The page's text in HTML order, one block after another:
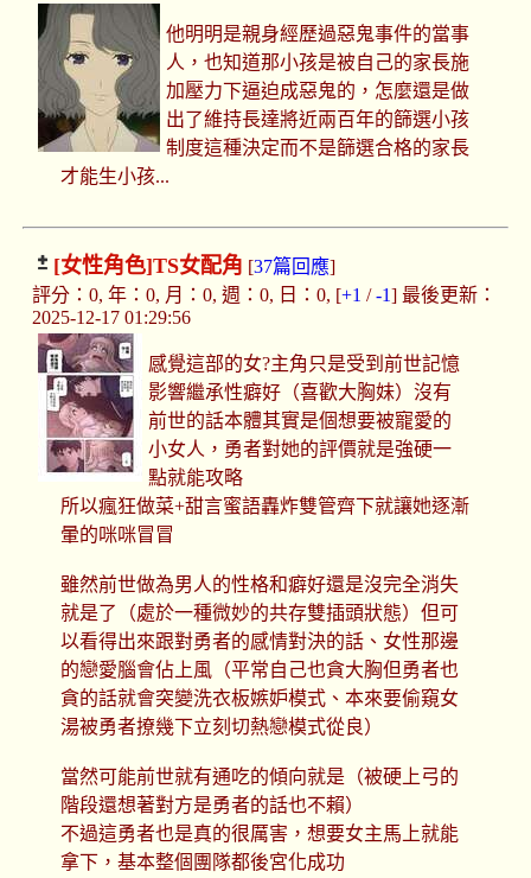
他明明是親身經歷過惡鬼事件的當事
人，也知道那小孩是被自己的家長施
加壓力下逼迫成惡鬼的，怎麼還是做
出了維持長達將近兩百年的篩選小孩
制度這種決定而不是篩選合格的家長
才能生小孩...
[女性角色]TS女配角 [37篇回應]
評分：0, 年：0, 月：0, 週：0, 日：0, [+1 /-1] 最後更新：
2025-12-17 01:29:56
感覺這部的女?主角只是受到前世記憶
影響繼承性癖好（喜歡大胸妹）沒有
前世的話本體其實是個想要被寵愛的
小女人，勇者對她的評價就是強硬一
點就能攻略
所以瘋狂做菜+甜言蜜語轟炸雙管齊下就讓她逐漸
暈的咪咪冒冒
雖然前世做為男人的性格和癖好還是沒完全消失
就是了（處於一種微妙的共存雙插頭狀態）但可
以看得出來跟對勇者的感情對決的話、女性那邊
的戀愛腦會佔上風（平常自己也貪大胸但勇者也
貪的話就會突變洗衣板嫉妒模式、本來要偷窺女
湯被勇者撩幾下立刻切熱戀模式從良）
當然可能前世就有通吃的傾向就是（被硬上弓的
階段還想著對方是勇者的話也不賴）
不過這勇者也是真的很厲害，想要女主馬上就能
拿下，基本整個團隊都後宮化成功